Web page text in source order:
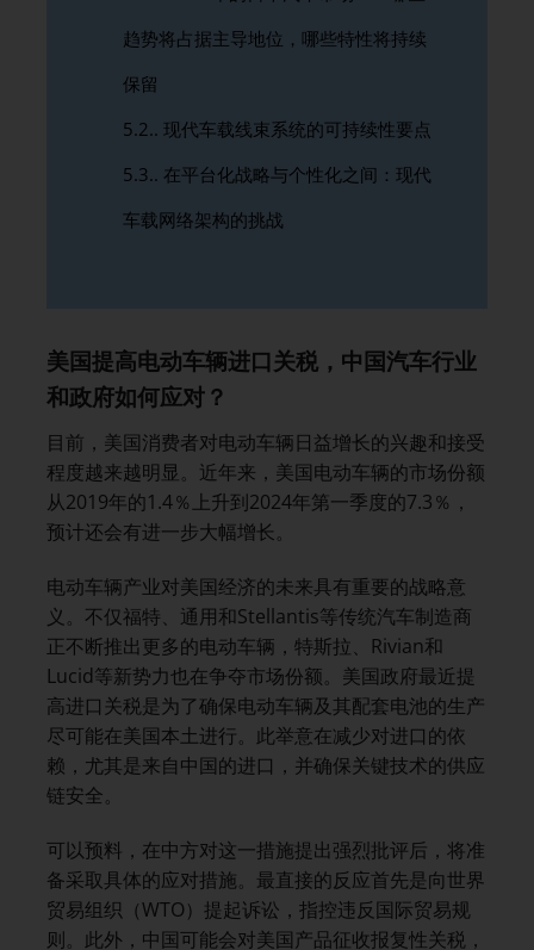
趋势将占据主导地位，哪些特性将持续
保留
5.2. 现代车载线束系统的可持续性要点
5.3. 在平台化战略与个性化之间：现代
车载网络架构的挑战
美国提高电动车辆进口关税，中国汽车行业
和政府如何应对？
目前，美国消费者对电动车辆日益增长的兴趣和接受
程度越来越明显。近年来，美国电动车辆的市场份额
从2019年的1.4％上升到2024年第一季度的7.3％，
预计还会有进一步大幅增长。
电动车辆产业对美国经济的未来具有重要的战略意
义。不仅福特、通用和Stellantis等传统汽车制造商
正不断推出更多的电动车辆，特斯拉、Rivian和
Lucid等新势力也在争夺市场份额。美国政府最近提
高进口关税是为了确保电动车辆及其配套电池的生产
尽可能在美国本土进行。此举意在减少对进口的依
赖，尤其是来自中国的进口，并确保关键技术的供应
链安全。
可以预料，在中方对这一措施提出强烈批评后，将准
备采取具体的应对措施。最直接的反应首先是向世界
贸易组织（WTO）提起诉讼，指控违反国际贸易规
则。此外，中国可能会对美国产品征收报复性关税，